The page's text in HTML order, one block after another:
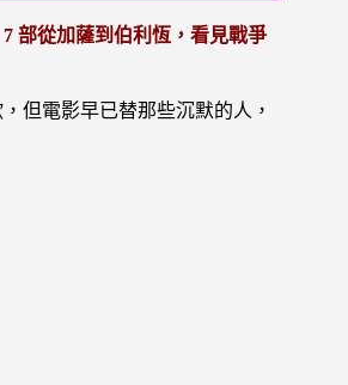
7 部從加薩到伯利恆，看見戰爭
但電影早已替那些沉默的人，